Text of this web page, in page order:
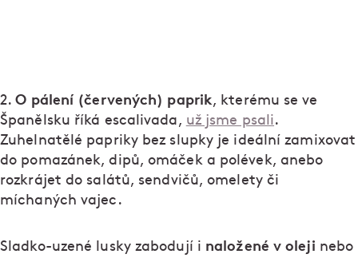
2.O pálení (červených) paprik, kterému se ve
Španělsku říká escalivada, už jsme psali.
Zuhelnatělé papriky bez slupky je ideální zamixovat
do pomazánek, dipů, omáček a polévek, anebo
rozkrájet do salátů, sendvičů, omelety či
míchaných vajec.
Sladko-uzené lusky zabodují i naložené v oleji nebo